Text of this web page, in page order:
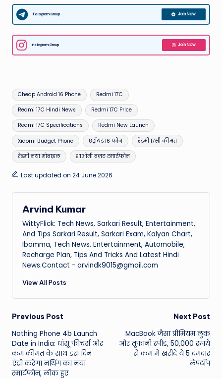
Telegram Group Join Now
Instagram Group Join Now
Tags:
Cheap Android 16 Phone Redmi 17C
Redmi 17C Hindi News Redmi 17C Price
Redmi 17C Specifications Redmi New Launch
Xiaomi Budget Phone एंड्रॉयड 16 फोन रेडमी 17सी कीमत
रेडमी नया मोबाइल शाओमी बजट स्मार्टफोन
Last updated on 24 June 2026
Arvind Kumar
WittyFlick: Tech News, Sarkari Result, Entertainment,
And Tips Sarkari Result, Sarkari Exam, Kalyan Chart,
Ibomma, Tech News, Entertainment, Automobile,
Recharge Plan, Tips And Tricks And Latest Hindi
News.Contact - arvindk9015@gmail.com
View All Posts
Post
navigation
Previous Post
Nothing Phone 4b Launch
Date in India: धांसू फीचर्स और
कम कीमत के साथ इस दिन
एंट्री करेगा नथिंग का नया
स्मार्टफोन, लीक हुए
Next Post
MacBook जैसा प्रीमियम लुक
और तूफानी स्पीड, 50,000 रुपये
से कम में खरीदें ये 5 दमदार
लैपटॉप